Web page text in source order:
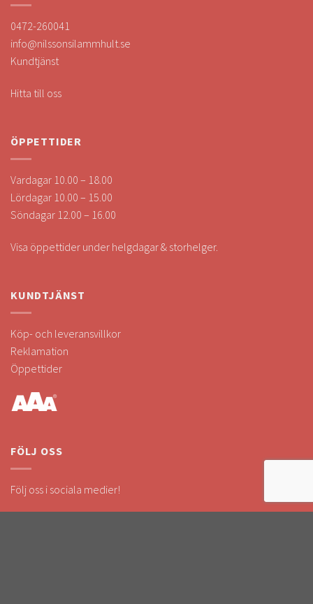
0472-260041
info@nilssonsilammhult.se
Kundtjänst
Hitta till oss
ÖPPETTIDER
Vardagar 10.00 – 18.00
Lördagar 10.00 – 15.00
Söndagar 12.00 – 16.00
Visa öppettider under helgdagar & storhelger.
KUNDTJÄNST
Köp- och leveransvillkor
Reklamation
Öppettider
FÖLJ OSS
Följ oss i sociala medier!